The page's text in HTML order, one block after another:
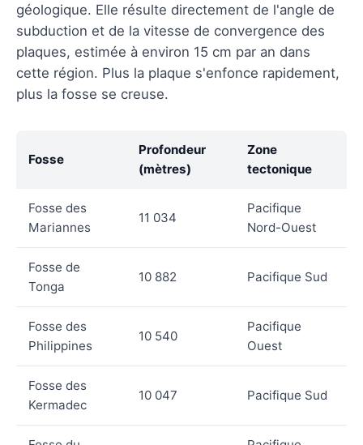
géologique. Elle résulte directement de l'angle de
subduction et de la vitesse de convergence des
plaques, estimée à environ 15 cm par an dans
cette région. Plus la plaque s'enfonce rapidement,
plus la fosse se creuse.
Fosse
Profondeur
(mètres)
Zone
tectonique
Fosse des
Mariannes
11 034
Pacifique
Nord-Ouest
Fosse de
Tonga
10 882 Pacifique Sud
Fosse des
Philippines
10 540
Pacifique
Ouest
Fosse des
Kermadec
10 047 Pacifique Sud